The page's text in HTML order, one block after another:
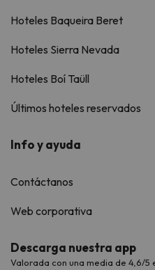
Hoteles Baqueira Beret
Hoteles Sierra Nevada
Hoteles Boí Taüll
Últimos hoteles reservados
Info y ayuda
Contáctanos
Web corporativa
Descarga nuestra app
Valorada con una media de 4,6/5